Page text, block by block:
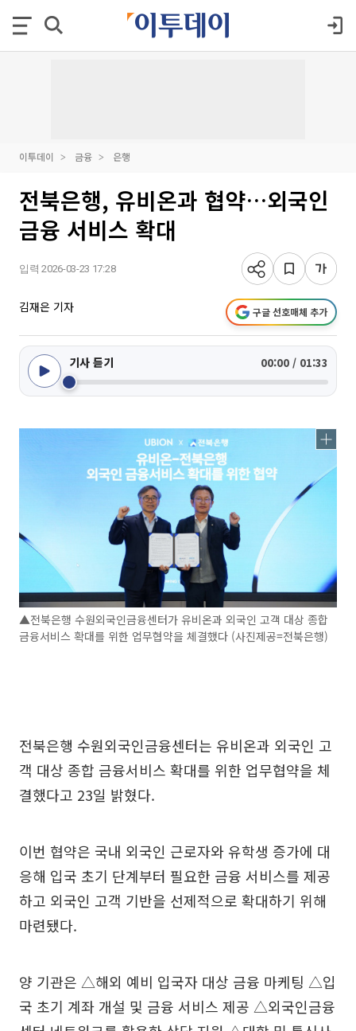
이투데이 금융 은행
전북은행, 유비온과 협약…외국인
금융 서비스 확대
입력 2026-03-23 17:28
김재은 기자 구글 선호매체 추가
기사 듣기 00:00 / 01:33
▲전북은행 수원외국인금융센터가 유비온과 외국인 고객 대상 종합
금융서비스 확대를 위한 업무협약을 체결했다 (사진제공=전북은행)
전북은행 수원외국인금융센터는 유비온과 외국인 고
객 대상 종합 금융서비스 확대를 위한 업무협약을 체
결했다고 23일 밝혔다.
이번 협약은 국내 외국인 근로자와 유학생 증가에 대
응해 입국 초기 단계부터 필요한 금융 서비스를 제공
하고 외국인 고객 기반을 선제적으로 확대하기 위해
마련됐다.
양 기관은 △해외 예비 입국자 대상 금융 마케팅 △입
국 초기 계좌 개설 및 금융 서비스 제공 △외국인금융